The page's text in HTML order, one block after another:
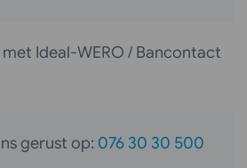
Ideal-WERO / Bancontact
gerust op: 076 30 30 500